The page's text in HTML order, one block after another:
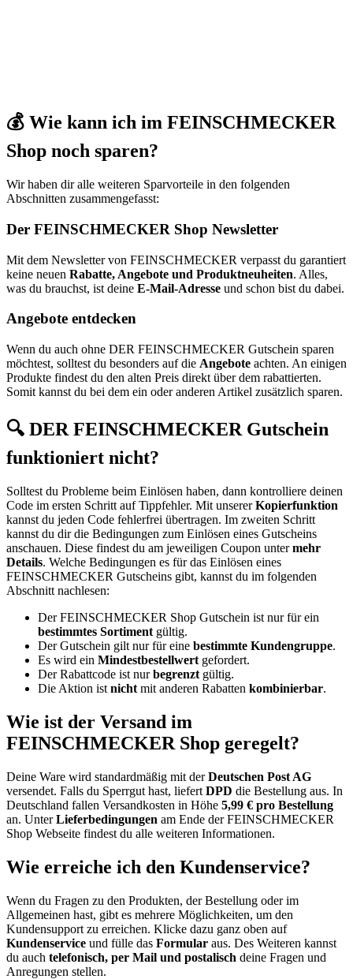
💰 Wie kann ich im FEINSCHMECKER
Shop noch sparen?
Wir haben dir alle weiteren Sparvorteile in den folgenden
Abschnitten zusammengefasst:
Der FEINSCHMECKER Shop Newsletter
Mit dem Newsletter von FEINSCHMECKER verpasst du garantiert
keine neuen Rabatte, Angebote und Produktneuheiten. Alles,
was du brauchst, ist deine E-Mail-Adresse und schon bist du dabei.
Angebote entdecken
Wenn du auch ohne DER FEINSCHMECKER Gutschein sparen
möchtest, solltest du besonders auf die Angebote achten. An einigen
Produkte findest du den alten Preis direkt über dem rabattierten.
Somit kannst du bei dem ein oder anderen Artikel zusätzlich sparen.
🔍 DER FEINSCHMECKER Gutschein
funktioniert nicht?
Solltest du Probleme beim Einlösen haben, dann kontrolliere deinen
Code im ersten Schritt auf Tippfehler. Mit unsererKopierfunktion
kannst du jeden Code fehlerfrei übertragen. Im zweiten Schritt
kannst du dir die Bedingungen zum Einlösen eines Gutscheins
anschauen. Diese findest du am jeweiligen Coupon untermehr
Details. Welche Bedingungen es für das Einlösen eines
FEINSCHMECKER Gutscheins gibt, kannst du im folgenden
Abschnitt nachlesen:
Der FEINSCHMECKER Shop Gutschein ist nur für ein
bestimmtes Sortiment gültig.
Der Gutschein gilt nur für eine bestimmte Kundengruppe.
Es wird ein Mindestbestellwert gefordert.
Der Rabattcode ist nurbegrenzt gültig.
Die Aktion ist nicht mit anderen Rabatten kombinierbar.
Wie ist der Versand im
FEINSCHMECKER Shop geregelt?
Deine Ware wird standardmäßig mit derDeutschen Post AG
versendet. Falls du Sperrgut hast, liefert DPD die Bestellung aus. In
Deutschland fallen Versandkosten in Höhe 5,99 € pro Bestellung
an. UnterLieferbedingungen am Ende der FEINSCHMECKER
Shop Webseite findest du alle weiteren Informationen.
Wie erreiche ich den Kundenservice?
Wenn du Fragen zu den Produkten, der Bestellung oder im
Allgemeinen hast, gibt es mehrere Möglichkeiten, um den
Kundensupport zu erreichen. Klicke dazu ganz oben auf
Kundenservice und fülle das Formular aus. Des Weiteren kannst
du auch telefonisch, per Mail und postalisch deine Fragen und
Anregungen stellen.